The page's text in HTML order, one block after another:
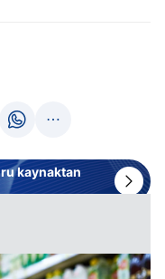
kaynaktan